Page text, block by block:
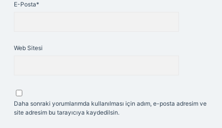
E-Posta*
Web Sitesi
Daha sonraki yorumlarımda kullanılması için adım, e-posta adresim ve
site adresim bu tarayıcıya kaydedilsin.